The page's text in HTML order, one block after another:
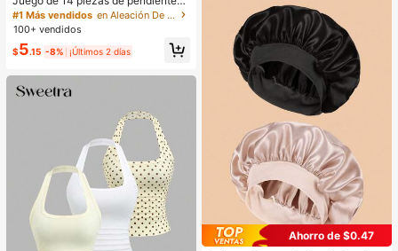
de perlas de lujo, nuevo diseño mini
malista único y elegante para mujer
es, regalo para ella
#1 Más vendidos
en Aleación De Zinc Conjuntos de Aretes para Mujer
100+ vendidos
$5.15 -8% ¡Últimos 2 días
Ahorro de $0.47